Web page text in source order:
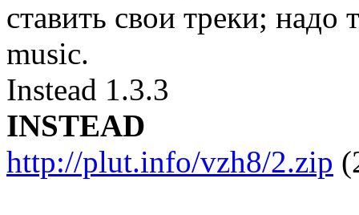
ставить свои треки; надо
music.
Instead 1.3.3
INSTEAD
http://plut.info/vzh8/2.zip